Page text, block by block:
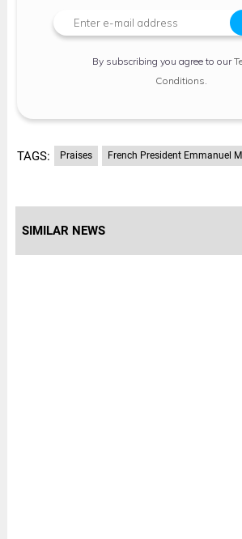
By subscribing you agree to our
Conditions
TAGS: Praises French President Emmanuel
SIMILAR NEWS